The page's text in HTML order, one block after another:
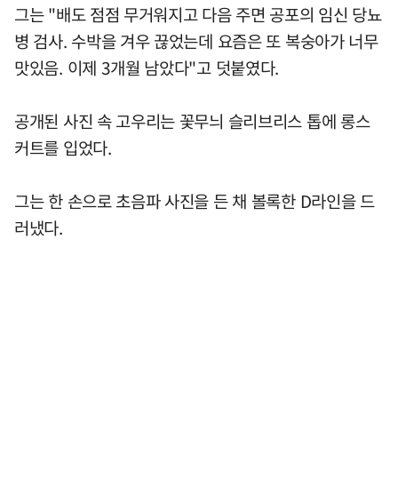
그는 "배도 점점 무거워지고 다음 주면 공포의 임신 당뇨
병 검사. 수박을 겨우 끊었는데 요즘은 또 복숭아가 너무
맛있음. 이제 3개월 남았다"고 덧붙였다.
공개된 사진 속 고우리는 꽃무늬 슬리브리스 톱에 롱스
커트를 입었다.
그는 한 손으로 초음파 사진을 든 채 볼록한 D라인을 드
러냈다.